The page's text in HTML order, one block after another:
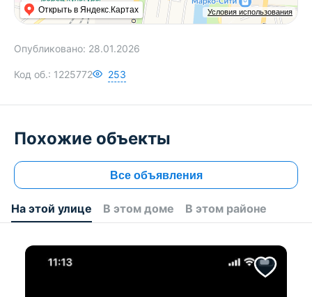
Условия использования
Открыть в Яндекс.Картах
Опубликовано: 28.01.2026
Код об.: 1225772 253
Похожие объекты
Все объявления
На этой улице В этом доме В этом районе